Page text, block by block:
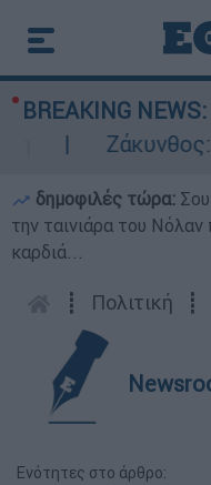
BREAKING NEWS:
Ζάκυνθος: Τι
δημοφιλές τώρα:
την ταινιάρα του
καρδιά...
┋ Πολιτική ┋
Ενότητες στο άρθρο: